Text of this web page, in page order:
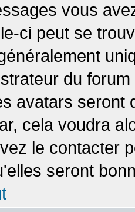
vous
ci peut se
du
avatars seront
cela voudra
le contacter
seront